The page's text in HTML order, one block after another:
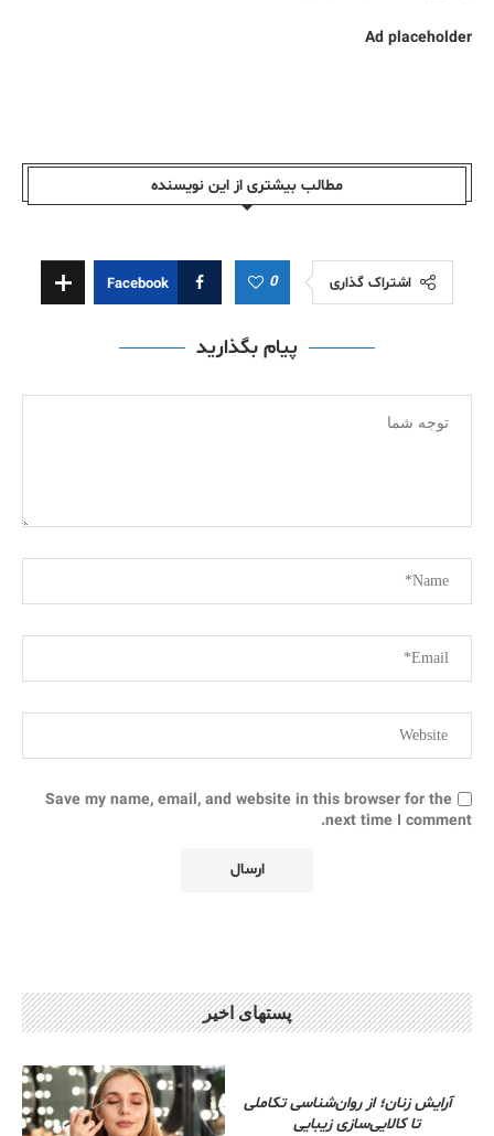
Ad placeholder
مطالب بیشتری از این نویسندە
اشتراک گذاری 0
Facebook
پیام بگذارید
Save my name, email, and website in this browser for the
next time I comment.
پستهای اخیر
آرایش زنان؛ از روان‌شناسی تکاملی
تا کالایی‌سازی زیبایی